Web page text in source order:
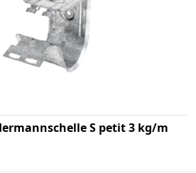
S petit 3 kg/m